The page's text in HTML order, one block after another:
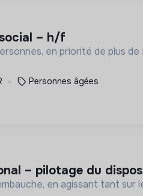
– h/f
en priorité de plus
Personnes âgées
– pilotage du
en agissant tant sur